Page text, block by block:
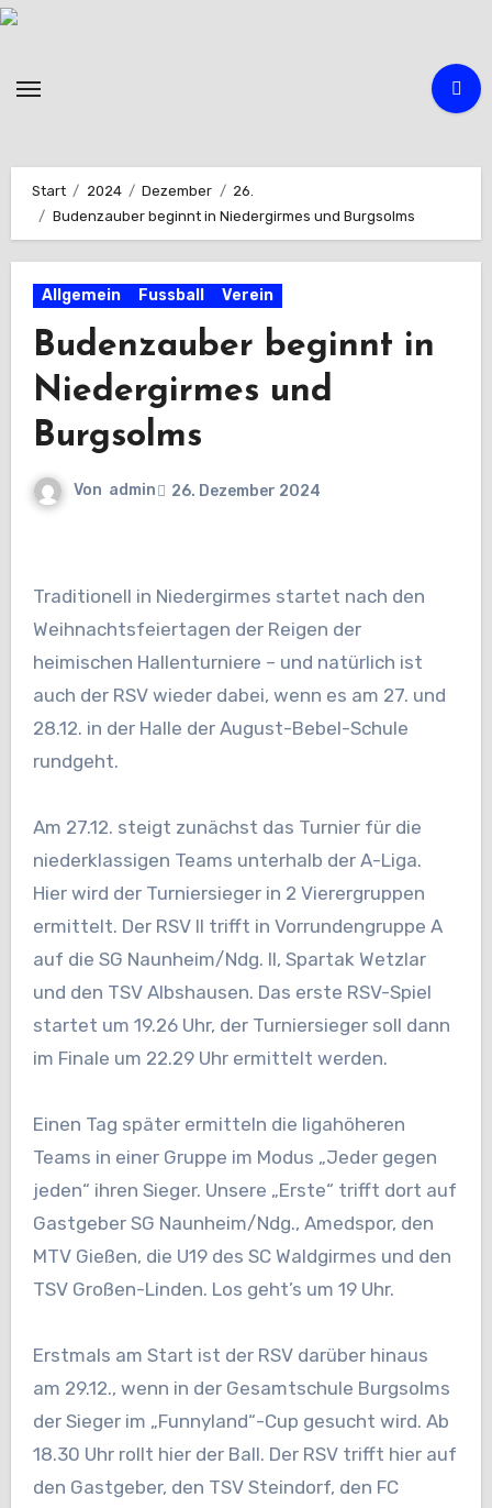
Zum
Start 2024 Dezember
26.
Budenzauber beginnt in Niedergirmes und Burgsolms
Allgemein Fussball Verein
Budenzauber beginnt in
Niedergirmes und
Burgsolms
Von admin 26. Dezember 2024
Traditionell in Niedergirmes startet nach den
Weihnachtsfeiertagen der Reigen der
heimischen Hallenturniere – und natürlich ist
auch der RSV wieder dabei, wenn es am 27. und
28.12. in der Halle der August-Bebel-Schule
rundgeht.
Am 27.12. steigt zunächst das Turnier für die
niederklassigen Teams unterhalb der A-Liga.
Hier wird der Turniersieger in 2 Vierergruppen
ermittelt. Der RSV II trifft in Vorrundengruppe A
auf die SG Naunheim/Ndg. II, Spartak Wetzlar
und den TSV Albshausen. Das erste RSV-Spiel
startet um 19.26 Uhr, der Turniersieger soll dann
im Finale um 22.29 Uhr ermittelt werden.
Einen Tag später ermitteln die ligahöheren
Teams in einer Gruppe im Modus „Jeder gegen
jeden“ ihren Sieger. Unsere „Erste“ trifft dort auf
Gastgeber SG Naunheim/Ndg., Amedspor, den
MTV Gießen, die U19 des SC Waldgirmes und den
TSV Großen-Linden. Los geht’s um 19 Uhr.
Erstmals am Start ist der RSV darüber hinaus
am 29.12., wenn in der Gesamtschule Burgsolms
der Sieger im „Funnyland“-Cup gesucht wird. Ab
18.30 Uhr rollt hier der Ball. Der RSV trifft hier auf
den Gastgeber, den TSV Steindorf, den FC